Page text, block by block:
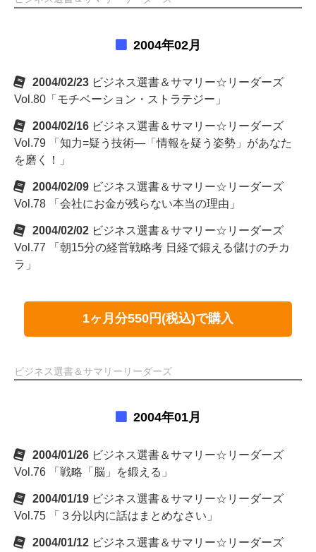
2004年02月
2004/02/23 ビジネス選書＆サマリー☆リーダーズ
Vol.80「モチベーション・ストラテジー」
2004/02/16 ビジネス選書＆サマリー☆リーダーズ
Vol.79 「知力=疑う技術―「情報を疑う姿勢」があなた
を磨く！」
2004/02/09 ビジネス選書＆サマリー☆リーダーズ
Vol.78 「会社にお金が残らない本当の理由」
2004/02/02 ビジネス選書＆サマリー☆リーダーズ
Vol.77 「朝15分の経営戦略考 日経で鍛える儲けのチカ
ラ」
1ヶ月分550円(税込)で購入
ビジネス選書＆サマリーリーダーズ
2004年01月
2004/01/26 ビジネス選書＆サマリー☆リーダーズ
Vol.76 「戦略「脳」を鍛える」
2004/01/19 ビジネス選書＆サマリー☆リーダーズ
Vol.75 「３分以内に話はまとめなさい」
2004/01/12 ビジネス選書＆サマリー☆リーダーズ